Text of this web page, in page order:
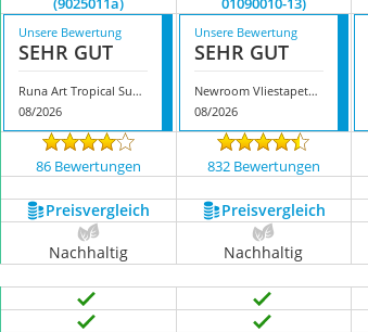
Unsere Bewertung
SEHR GUT
Runa Art Tropical Sunset Vlies-/ Fototapete (9025011a)
08/2026
Unsere Bewertung
SEHR GUT
Newroom Vliestapete Gold Metallic (02-01090010-13)
08/2026
86 Bewertungen 832 Bewertungen
Preis­vergleich Preis­vergleich
Nachhaltig Nachhaltig